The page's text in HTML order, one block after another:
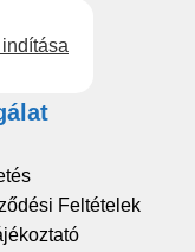
Feltételek